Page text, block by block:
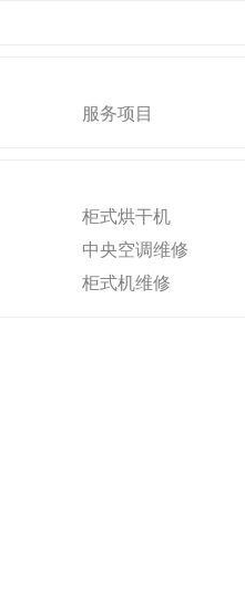
服务项目
柜式烘干机
中央空调维修
柜式机维修